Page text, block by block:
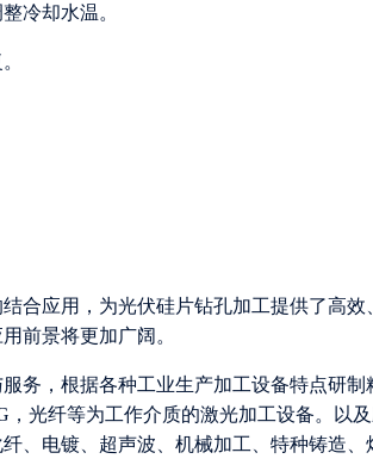
冷却水温。
合应用，为光伏硅片钻孔加工提供了高
前景将更加广阔。
务，根据各种工业生产加工设备特点研
光纤等为工作介质的激光加工设备。以
、电镀、超声波、机械加工、特种铸造